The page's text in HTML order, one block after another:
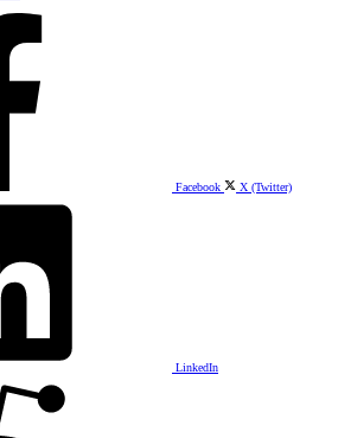
Facebook X (Twitter)
LinkedIn